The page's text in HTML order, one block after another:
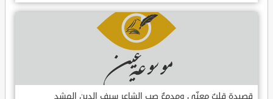
قصيدة قلبٌ معنّى ومدمعٌ صب الشاعر سيف الدين المشد